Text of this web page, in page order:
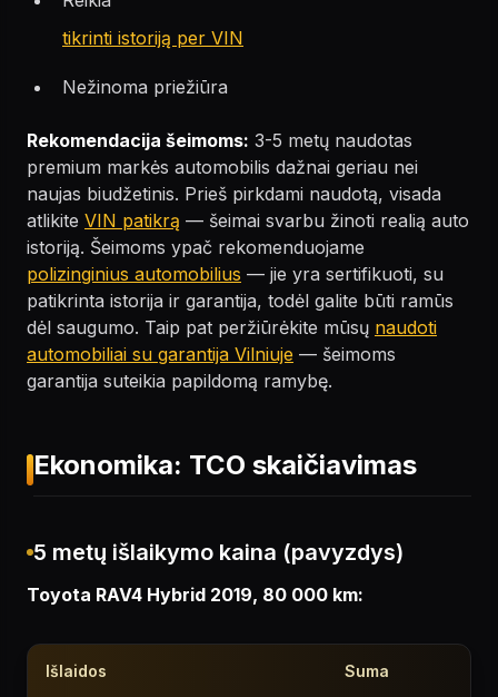
tikrinti istoriją per VIN
Nežinoma priežiūra
Rekomendacija šeimoms: 3-5 metų naudotas
premium markės automobilis dažnai geriau nei
naujas biudžetinis. Prieš pirkdami naudotą, visada
atlikite VIN patikrą — šeimai svarbu žinoti realią auto
istoriją. Šeimoms ypač rekomenduojame
polizinginius automobilius — jie yra sertifikuoti, su
patikrinta istorija ir garantija, todėl galite būti ramūs
dėl saugumo. Taip pat peržiūrėkite mūsų naudoti
automobiliai su garantija Vilniuje — šeimoms
garantija suteikia papildomą ramybę.
Ekonomika: TCO skaičiavimas
5 metų išlaikymo kaina (pavyzdys)
Toyota RAV4 Hybrid 2019, 80 000 km:
Išlaidos Suma